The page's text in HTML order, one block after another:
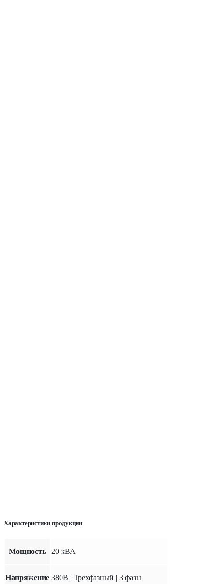
Характеристики продукции
Мощность 20 кВА
Напряжение 380В | Трехфазный | 3 фазы